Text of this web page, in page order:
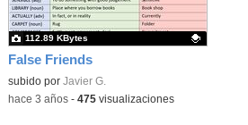
False Friends
Contenido educativo.
subido por Javier G.
112.89 KBytes
-hace 3 años- 475visualizaciones